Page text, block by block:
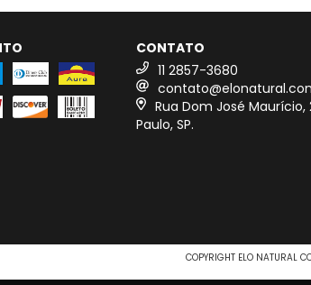
CONTATO
11 2857-3680
Rua Dom José Maurício,
Paulo, SP.
COPYRIGHT ELO NATURAL